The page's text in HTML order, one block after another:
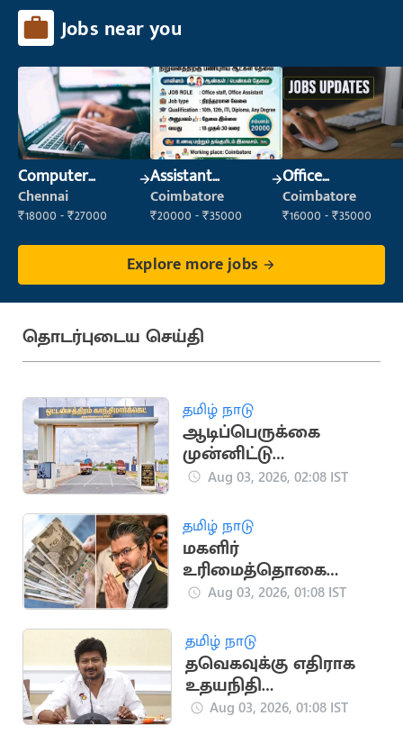
Jobs near you
Computer
Operator
Chennai
₹18000 - ₹27000
Assistant
Manager
Coimbatore
₹20000 - ₹35000
Office
Administrator
Coimbatore
₹16000 - ₹35000
Explore more jobs
தொடர்புடைய செய்தி
தமிழ் நாடு
ஆடிப்பெருக்கை
முன்னிட்டு
ஒட்டன்சத்திரம்
இன்று விடுமுறை
Aug 03, 2026, 02:08 IST
தமிழ் நாடு
மகளிர்
உரிமைத்தொகை
ரூ.2,500 எப்போது?..
கிடைக்குமா?
Aug 03, 2026, 01:08 IST
தமிழ் நாடு
தவெகவுக்கு எதிராக
உதயநிதி
தலைமையில்
Aug 03, 2026, 01:08 IST